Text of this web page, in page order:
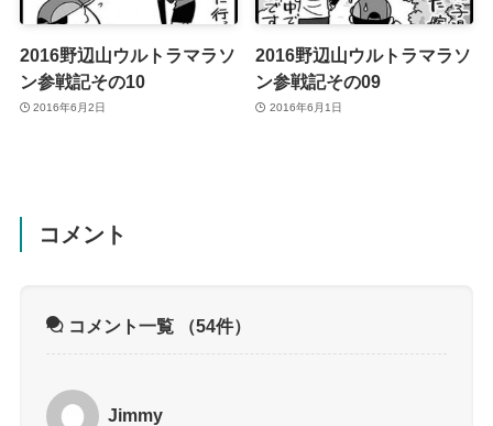
2016野辺山ウルトラマラソ
ン参戦記その10
2016年6月2日
2016野辺山ウルトラマラソ
ン参戦記その09
2016年6月1日
コメント
コメント一覧 （54件）
Jimmy